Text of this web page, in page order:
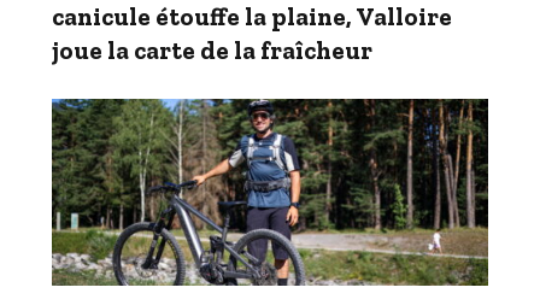
canicule étouffe la plaine, Valloire
joue la carte de la fraîcheur